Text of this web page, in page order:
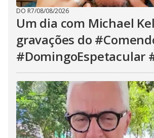
DO R7/08/08/2026
Um dia com Michael
gravações do
#DomingoEspetacular